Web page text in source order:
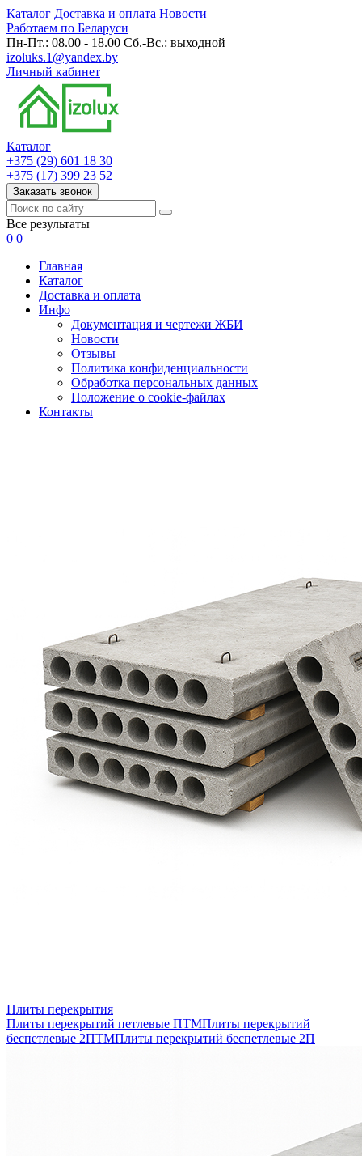
Каталог Доставка и оплата Новости
Работаем по Беларуси
Пн-Пт.: 08.00 - 18.00 Сб.-Вс.: выходной
izoluks.1@yandex.by
Личный кабинет
Каталог
+375 (29) 601 18 30
+375 (17) 399 23 52
Заказать звонок
Все результаты
0 0
Главная
Каталог
Доставка и оплата
Инфо
Документация и чертежи ЖБИ
Новости
Отзывы
Политика конфиденциальности
Обработка персональных данных
Положение о cookie-файлах
Контакты
Плиты перекрытия
Плиты перекрытий петлевые ПТМПлиты перекрытий
беспетлевые 2ПТМПлиты перекрытий беспетлевые 2П